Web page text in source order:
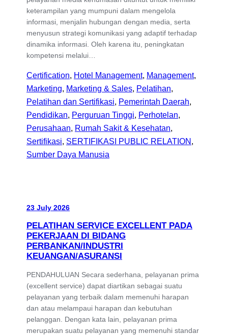
keterampilan yang mumpuni dalam mengelola
informasi, menjalin hubungan dengan media, serta
menyusun strategi komunikasi yang adaptif terhadap
dinamika informasi. Oleh karena itu, peningkatan
kompetensi melalui…
Certification, Hotel Management, Management
Marketing, Marketing & Sales, Pelatihan
Pelatihan dan Sertifikasi, Pemerintah Daerah
Pendidikan, Perguruan Tinggi, Perhotelan
Perusahaan, Rumah Sakit & Kesehatan
Sertifikasi, SERTIFIKASI PUBLIC RELATION
Sumber Daya Manusia
23 July 2026
PELATIHAN SERVICE EXCELLENT PADA
PEKERJAAN DI BIDANG
PERBANKAN/INDUSTRI
KEUANGAN/ASURANSI
PENDAHULUAN Secara sederhana, pelayanan prima
(excellent service) dapat diartikan sebagai suatu
pelayanan yang terbaik dalam memenuhi harapan
dan atau melampaui harapan dan kebutuhan
pelanggan. Dengan kata lain, pelayanan prima
merupakan suatu pelayanan yang memenuhi standar